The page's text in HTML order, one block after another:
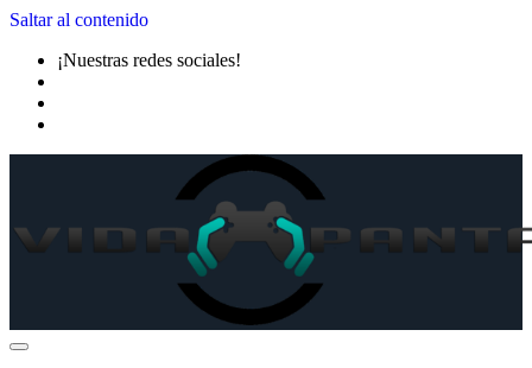
Saltar al contenido
¡Nuestras redes sociales!